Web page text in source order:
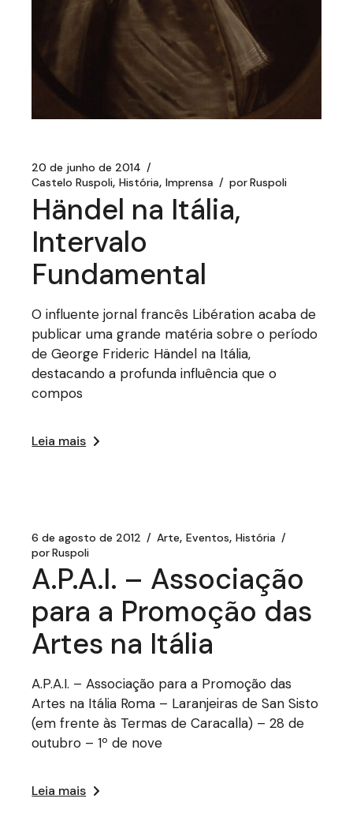
20 de junho de 2014
Castelo Ruspoli História Imprensa porRuspoli
Händel na Itália,
Intervalo
Fundamental
O influente jornal francês Libération acaba de
publicar uma grande matéria sobre o período
de George Frideric Händel na Itália,
destacando a profunda influência que o
compos
Leia mais
6 de agosto de 2012 Arte Eventos História
porRuspoli
A.P.A.I. – Associação
para a Promoção das
Artes na Itália
A.P.A.I. – Associação para a Promoção das
Artes na Itália Roma – Laranjeiras de San Sisto
(em frente às Termas de Caracalla) – 28 de
outubro – 1º de nove
Leia mais